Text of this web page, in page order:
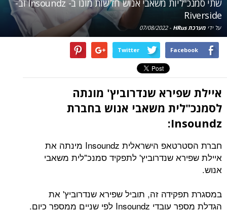
שתי סמנכ"ליות משאבי אנוש חדשות מונו ב- Insoundz וב-
Riverside
על ידי מערכת HRus -
07/08/2022
Facebook
Twitter
איילת שפירא שנדרוביץ' מונתה
לסמנכ"לית משאבי אנוש בחברת
Insoundz
:
חברת הסטרטאפ הישראלית Insoundz מינתה את
איילת שפירא שנדרוביץ' לתפקיד סמנכ"לית משאבי
אנוש.
במסגרת תפקידה זה, תוביל שפירא שנדרוביץ' את
הגדלת מספר עובדי Insoundz לפי שניים ממספר כיום.